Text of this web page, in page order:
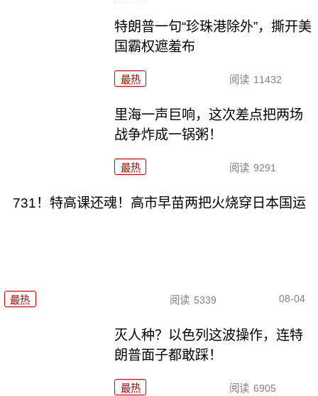
特朗普一句“珍珠港除外”，撕开美
国霸权遮羞布
最热 阅读 11432
里海一声巨响，这次差点把两场
战争炸成一锅粥！
最热 阅读 9291
731！特高课还魂！高市早苗两把火烧穿日本国运
最热 阅读 5339 08-04
灭人种？以色列这波操作，连特
朗普面子都敢踩！
最热 阅读 6905